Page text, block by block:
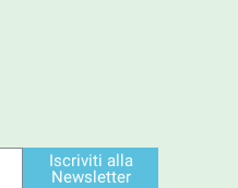
Iscriviti alla
Newsletter